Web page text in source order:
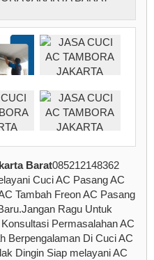
Barat085212148362
Cuci AC Pasang AC
Tambah Freon AC Pasang
Ragu Untuk
Permasalahan AC
Berpengalaman Di Cuci AC
Dingin Siap melayani AC